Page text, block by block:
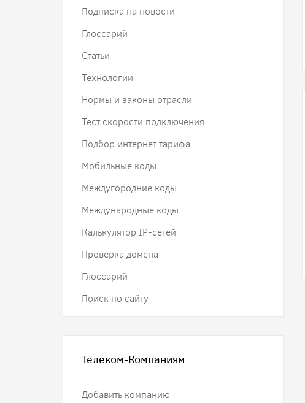
Подписка на новости
Глоссарий
Статьи
Технологии
Нормы и законы отрасли
Тест скорости подключения
Подбор интернет тарифа
Мобильные коды
Междугородние коды
Международные коды
Калькулятор IP-сетей
Проверка домена
Глоссарий
Поиск по сайту
Телеком-Компаниям:
Добавить компанию